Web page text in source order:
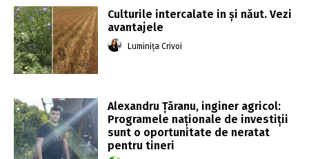
Culturile intercalate in și năut. Vezi
avantajele
Luminița Crivoi
Alexandru Țăranu, inginer agricol:
Programele naționale de investiții
sunt o oportunitate de neratat
pentru tineri